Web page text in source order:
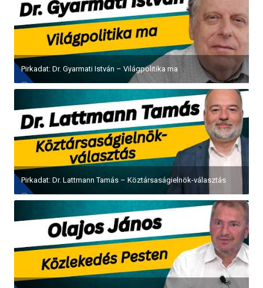
Pirkadat: Soproni Tamás – Terézvárosi ügyek
Pirkadat: Dr. Gémesi György – Vízhiány és pótlás